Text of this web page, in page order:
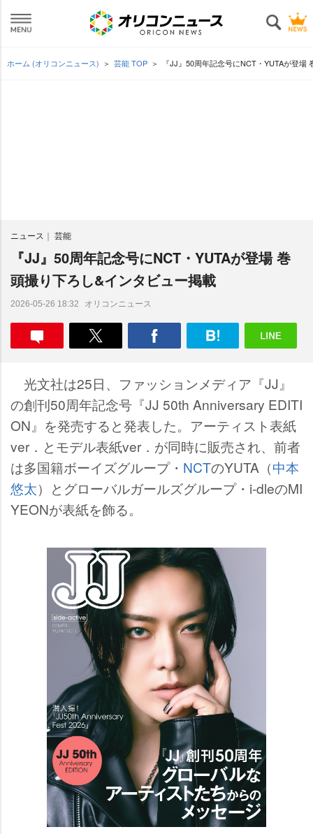
ホーム (オリコンニュース) 芸能 TOP 『JJ』50周年記念号にNCT・YUTAが登
ニュース 芸能
『JJ』50周年記念号にNCT・YUTAが登場 巻
頭撮り下ろし&インタビュー掲載
2026-05-26 18:32 オリコンニュース
光文社は25日、ファッションメディア『JJ』
の創刊50周年記念号『JJ 50th Anniversary EDITI
ON』を発売すると発表した。アーティスト表紙
ver．とモデル表紙ver．が同時に販売され、前者
は多国籍ボーイズグループ・ NCTのYUTA（中本
悠太）とグローバルガールズグループ・i-dleのMI
YEONが表紙を飾る。